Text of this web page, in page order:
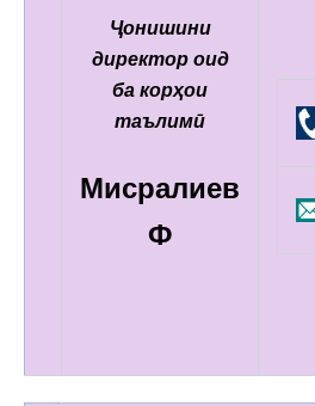
Ҷонишини
директор оид
ба корҳои
таълимӣ
Мисралиев
Ф